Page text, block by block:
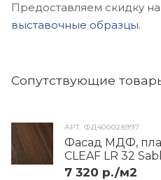
Предоставляем скидку на
выставочные образцы.
Cопутствующие
АРТ.ФД400028997
Фасад МДФ,
CLEAF LR 32
7 320 р./м2